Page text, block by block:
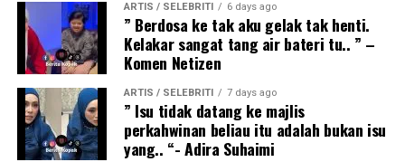
ARTIS / SELEBRITI 6 days ago
” Berdosa ke tak aku gelak tak henti.
Kelakar sangat tang air bateri tu.. ” –
Komen Netizen
ARTIS / SELEBRITI 7 days ago
” Isu tidak datang ke majlis
perkahwinan beliau itu adalah bukan isu
yang.. “- Adira Suhaimi